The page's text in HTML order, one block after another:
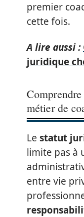
premier
cette fois.
A lire aussi :
juridique
métier de
Le statut
limite pas à
entre vie